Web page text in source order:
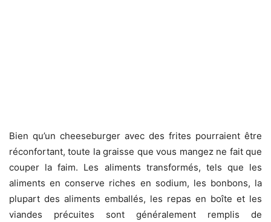
Bien qu’un cheeseburger avec des frites pourraient être
réconfortant, toute la graisse que vous mangez ne fait que
couper la faim. Les aliments transformés, tels que les
aliments en conserve riches en sodium, les bonbons, la
plupart des aliments emballés, les repas en boîte et les
viandes précuites sont généralement remplis de